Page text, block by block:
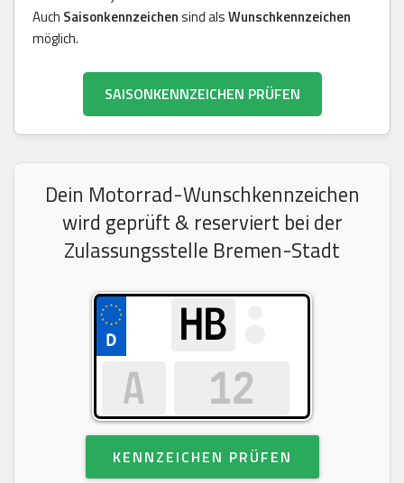
Auch Saisonkennzeichensind alsWunschkennzeichen
möglich.
SAISONKENNZEICHEN PRÜFEN
Dein Motorrad-Wunschkennzeichen
wird geprüft & reserviert bei der
Zulassungsstelle Bremen-Stadt
KENNZEICHEN PRÜFEN